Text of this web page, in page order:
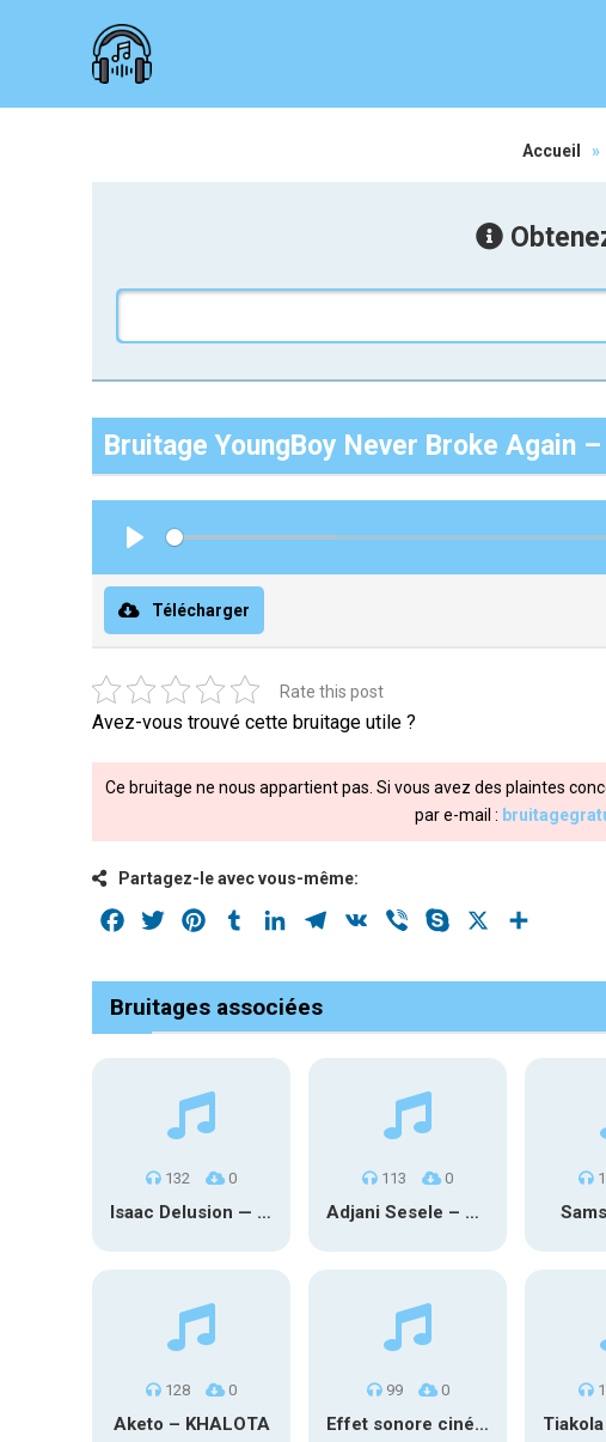
Accueil »
Bruitage YoungBoy Never Broke Again
Télécharger
Rate this post
Avez-vous trouvé cette bruitage utile ?
Ce bruitage ne nous appartient pas. Si vous avez des plaintes
par e-mail :
Partagez-le avec vous-même:
Facebook
Twitter PinterestTumblrLinkedInTelegram
VK Viber Skype
Bruitages associées
132 0
Isaac Delusion — L’amour illogique
113 0
Adjani Sesele – SIMPLE REGARD
128 0
Aketo – KHALOTA
99 0
Effet sonore cinématographique